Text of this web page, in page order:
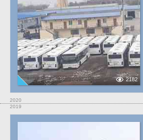
2182
2020
2019